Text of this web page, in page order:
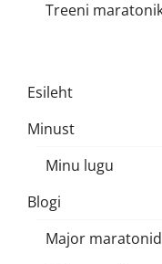
Treeni
Esileht
Minust
Minu lugu
Blogi
Major maratonid